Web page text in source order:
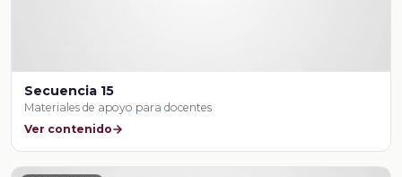
Secuencia 15
Materiales de apoyo para docentes
Ver contenido